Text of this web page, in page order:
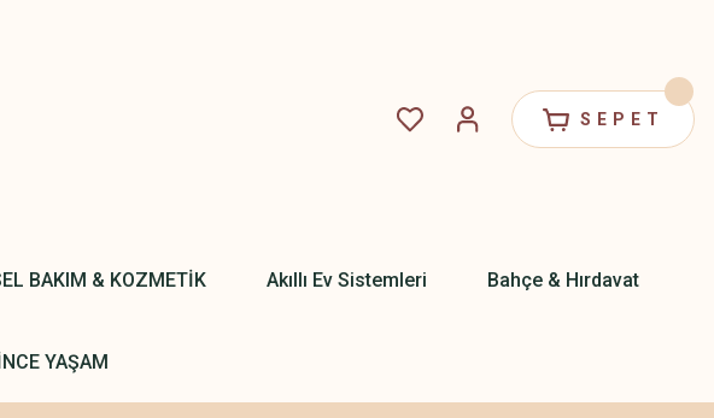
SEPET
BAKIM & KOZMETİK Akıllı Ev Sistemleri Bahçe & Hırdavat
YAŞAM